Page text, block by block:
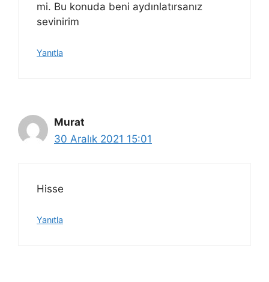
mi. Bu konuda beni aydınlatırsanız
sevinirim
Yanıtla
Murat
30 Aralık 2021 15:01
Hisse
Yanıtla